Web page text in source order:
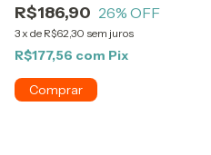
R$186,90 26% OFF
3 x de R$62,30 sem juros
R$177,56 com Pix